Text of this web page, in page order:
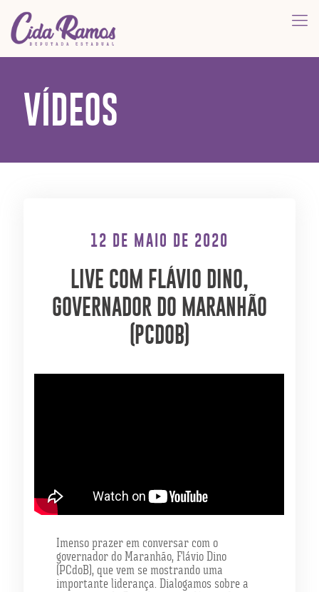
VÍDEOS
12 DE MAIO DE 2020
LIVE COM FLÁVIO DINO,
GOVERNADOR DO MARANHÃO
(PCDOB)
Imenso prazer em conversar com o
governador do Maranhão, Flávio Dino
(PCdoB), que vem se mostrando uma
importante liderança. Dialogamos sobre a